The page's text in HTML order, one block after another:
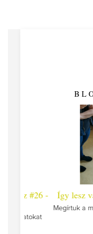
Így lesz valaki
Megírtuk a